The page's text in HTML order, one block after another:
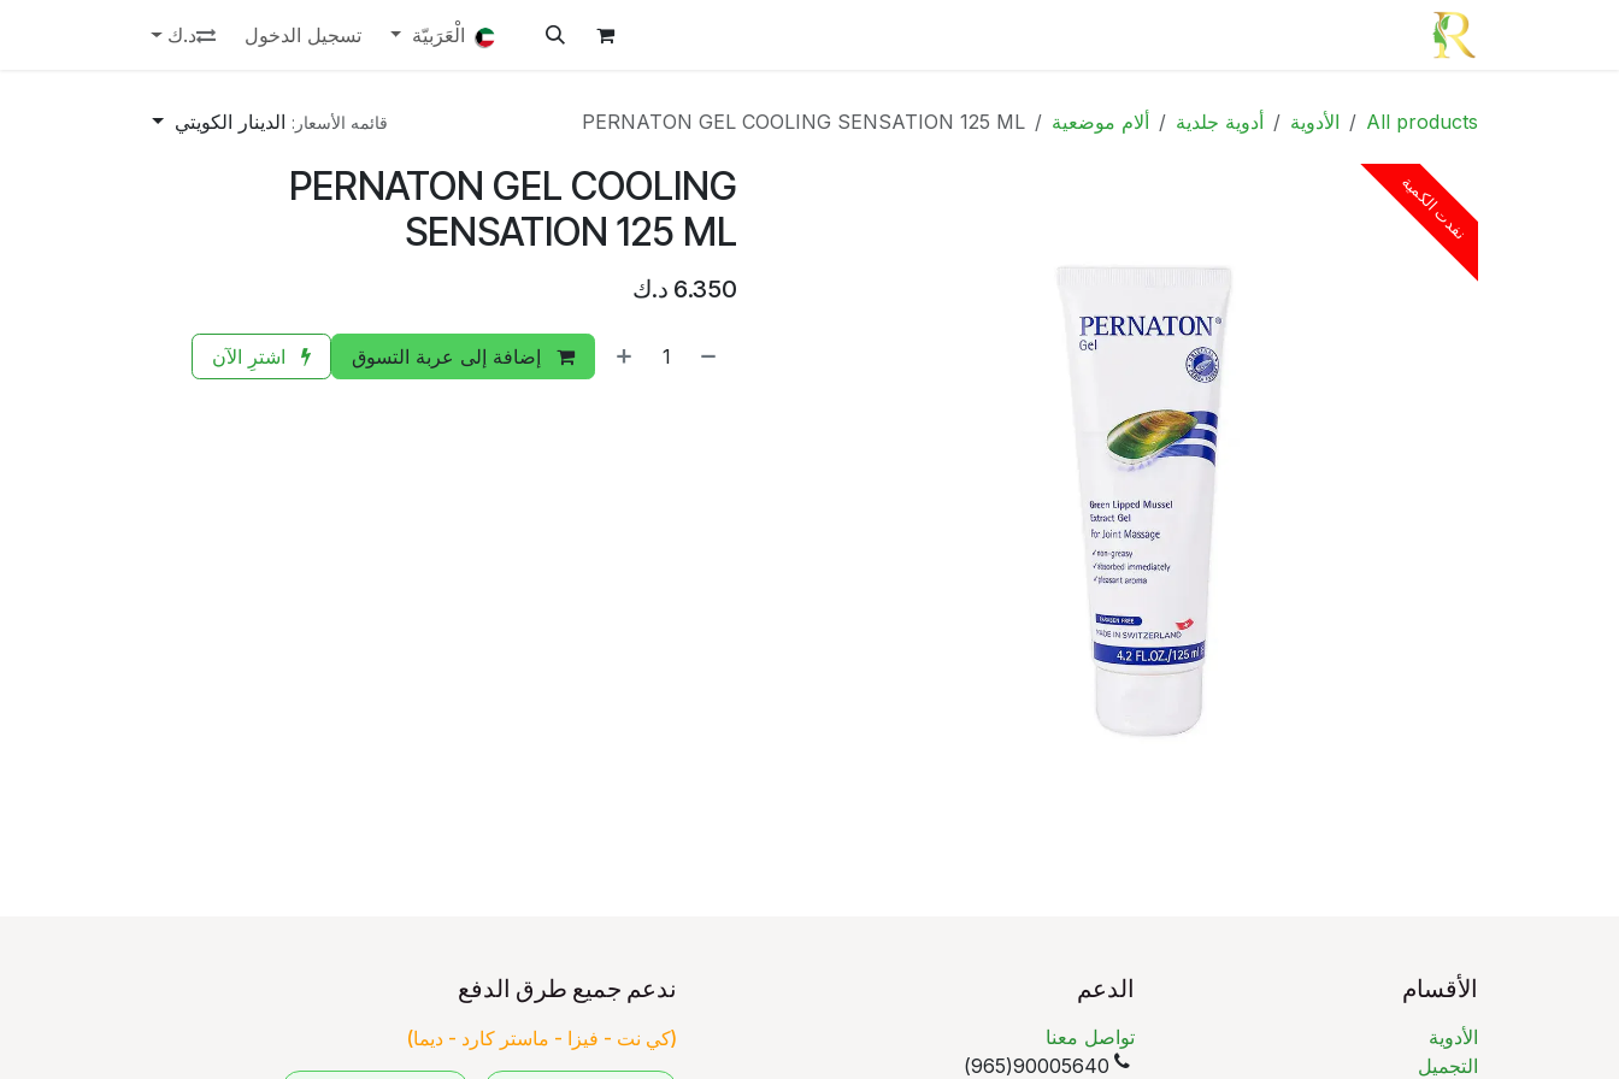
تخطي للذهاب إلى المحتوى
الْعَرَبيّة تسجيل الدخول د.ك
All products الأدوية أدوية جلدية ألام موضعية PERNATON GEL COOLING SENSATION 125 ML قائمه الأسعار: الدينار الكويتي
نفدت الكمية
PERNATON GEL COOLING
SENSATION 125 ML
6.350 د.ك
إضافة إلى عربة التسوق اشترِ الآن
الأقسام
الأدوية
التجميل
الدعم
تواصل معنا
90005640(965)
ندعم جميع طرق الدفع
(كي نت - فيزا - ماستر كارد - ديما)